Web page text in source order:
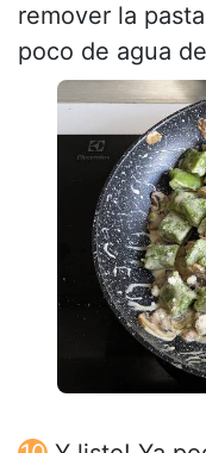
remover la
poco de agua